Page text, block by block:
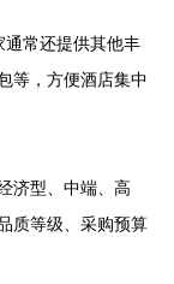
通常还提供其他丰
等，方便酒店集中
济型、中端、高
质等级、采购预算